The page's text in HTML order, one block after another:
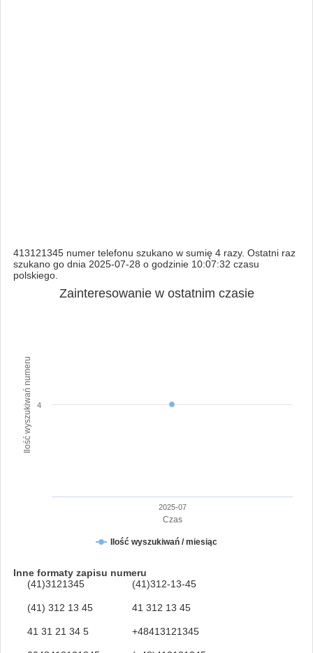
413121345 numer telefonu szukano w sumię 4 razy. Ostatni raz
szukano go dnia 2025-07-28 o godzinie 10:07:32 czasu
polskiego.
Czas
Ilość wyszukiwań numeru
Zainteresowanie w ostatnim czasie
Ilość wyszukiwań / miesiąc
2025-07
4
Inne formaty zapisu numeru
(41)3121345
(41)312-13-45
(41) 312 13 45 41 312 13 45
41 31 21 34 5 +48413121345